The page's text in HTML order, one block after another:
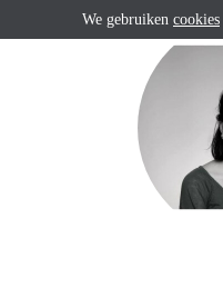
We gebruiken cookies